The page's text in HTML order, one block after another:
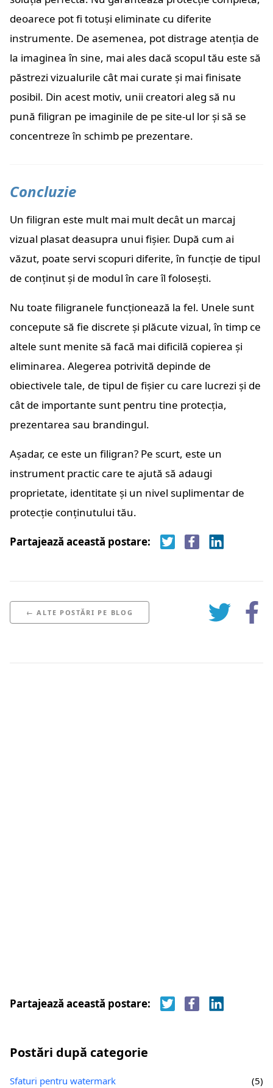
deoarece pot fi totuși eliminate cu diferite
instrumente. De asemenea, pot distrage atenția de
la imaginea în sine, mai ales dacă scopul tău este să
păstrezi vizualurile cât mai curate și mai finisate
posibil. Din acest motiv, unii creatori aleg să nu
pună filigran pe imaginile de pe site-ul lor și să se
concentreze în schimb pe prezentare.
Concluzie
Un filigran este mult mai mult decât un marcaj
vizual plasat deasupra unui fișier. După cum ai
văzut, poate servi scopuri diferite, în funcție de tipul
de conținut și de modul în care îl folosești.
Nu toate filigranele funcționează la fel. Unele sunt
concepute să fie discrete și plăcute vizual, în timp ce
altele sunt menite să facă mai dificilă copierea și
eliminarea. Alegerea potrivită depinde de
obiectivele tale, de tipul de fișier cu care lucrezi și de
cât de importante sunt pentru tine protecția,
prezentarea sau brandingul.
Așadar, ce este un filigran? Pe scurt, este un
instrument practic care te ajută să adaugi
proprietate, identitate și un nivel suplimentar de
protecție conținutului tău.
Partajează această postare:
← ALTE POSTĂRI PE BLOG
Partajează această postare:
Postări după categorie
Sfaturi pentru watermark
(5)